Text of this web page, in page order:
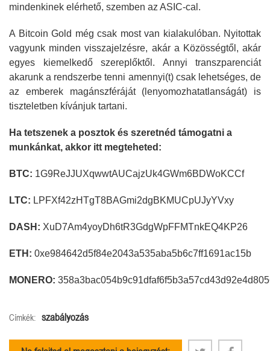
mindenkinek elérhető, szemben az ASIC-cal.
A Bitcoin Gold még csak most van kialakulóban. Nyitottak
vagyunk minden visszajelzésre, akár a Közösségtől, akár
egyes kiemelkedő szereplőktől. Annyi transzparenciát
akarunk a rendszerbe tenni amennyi(t) csak lehetséges, de
az emberek magánszféráját (lenyomozhatatlanságát) is
tiszteletben kívánjuk tartani.
Ha tetszenek a posztok és szeretnéd támogatni a
munkánkat, akkor itt megteheted:
BTC: 1G9ReJJUXqwwtAUCajzUk4GWm6BDWoKCCf
LTC: LPFXf42zHTgT8BAGmi2dgBKMUCpUJyYVxy
DASH: XuD7Am4yoyDh6tR3GdgWpFFMTnkEQ4KP26
ETH: 0xe984642d5f84e2043a535aba5b6c7ff1691ac15b
MONERO:
Címkék: szabályozás